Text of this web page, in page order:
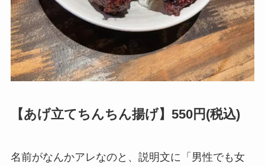
【あげ立てちんちん揚げ】550円(税込)
名前がなんかアレなのと、説明文に「男性でも女